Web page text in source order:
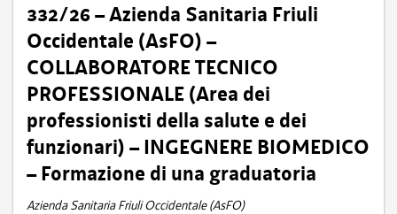
332/26 – Azienda Sanitaria Friuli
Occidentale (AsFO) –
COLLABORATORE TECNICO
PROFESSIONALE (Area dei
professionisti della salute e dei
funzionari) – INGEGNERE BIOMEDICO
– Formazione di una graduatoria
Azienda Sanitaria Friuli Occidentale (AsFO)